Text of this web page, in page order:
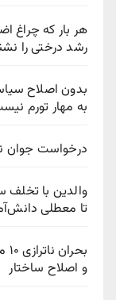
هر بار که چراغ
رشد درختی را
بدون اصلاح
به مهار تورم
درخواست جوان
والدین با
تا معطلی
و اصلاح ساختار